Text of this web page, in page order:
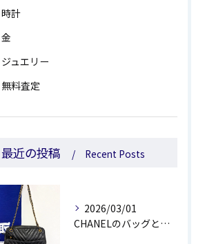
時計
金
ジュエリー
無料査定
最近の投稿 Recent Posts
2026/03/01
CHANELのバッグとルイ・ヴィトンの靴をお買取しました😊💰